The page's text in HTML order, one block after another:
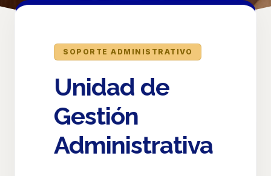
SOPORTE ADMINISTRATIVO
Unidad de
Gestión
Administrativa